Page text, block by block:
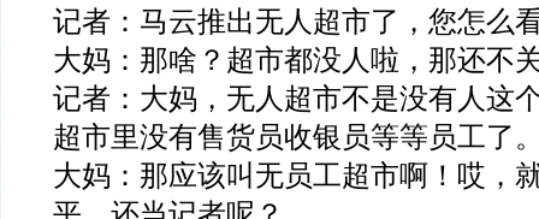
记者：马云推出无人超市了，您怎么
大妈：那啥？超市都没人啦，那还不
记者：大妈，无人超市不是没有人这
超市里没有售货员收银员等等员工了
大妈：那应该叫无员工超市啊！哎，